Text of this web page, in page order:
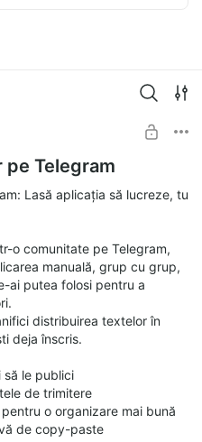
pe Telegram
Lasă aplicația să lucreze, tu
o comunitate pe Telegram,
manuală, grup cu grup,
ai putea folosi pentru a
distribuirea textelor în
deja înscris.
să le publici
de trimitere
o organizare mai bună
de copy-paste